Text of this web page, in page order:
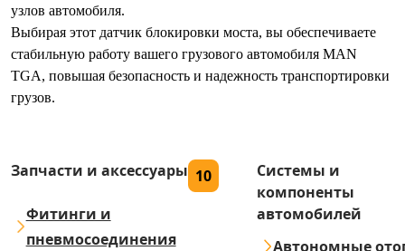
узлов автомобиля.
Выбирая этот датчик блокировки моста, вы обеспечиваете
стабильную работу вашего грузового автомобиля MAN
TGA, повышая безопасность и надежность транспортировки
грузов.
Запчасти и аксессуары 10
Фитинги и
пневмосоединения
Системы и
компоненты
автомобилей
Автономные